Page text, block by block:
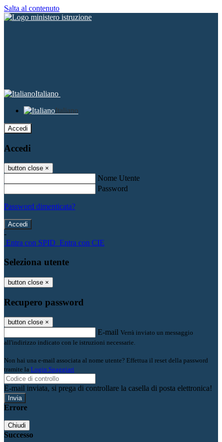
Salta al contenuto
Italiano
Italiano
Accedi
Accedi
button close ×
Nome Utente
Password
Password dimenticata?
-
Entra con SPID Entra con CIE
Seleziona utente
button close ×
Recupero password
button close ×
E-mail Verrà inviato un messaggio
all'indirizzo indicato con le istruzioni necessarie.
Non hai una e-mail associata al nome utente? Effettua il reset della password
tramite la Login Spaggiari
E-mail inviata, si prega di controllare la casella di posta elettronica!
Errore
Chiudi
Successo